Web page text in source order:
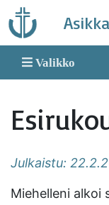
Skip
to
content
Valikko
Julkaistu:
Miehelleni alkoi